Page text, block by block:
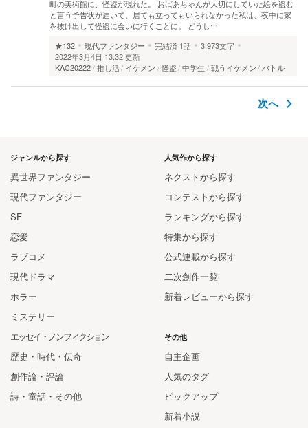
町の美術館に、怪盗が現れた。 おばあちゃんが大切にしていた絵を盗む
と言う予告状が届いて、居ても立ってもいられなかった私は、夜中に家
を抜け出して怪盗に会いに行くことに。 どうし…
★132
現代ファンタジー 完結済 1話
3,973文字
2022年3月4日 13:32 更新
KAC20222 推し活 イケメン 怪盗 中学生 戦うイケメン バトル
次へ
人気作から探す
ネクストから探す
コンテストから探す
ランキングから探す
特集から探す
公式連載から探す
二次創作一覧
新着レビューから探す
ジャンルから探す
異世界ファンタジー
現代ファンタジー
SF
恋愛
ラブコメ
現代ドラマ
ホラー
ミステリー
エッセイ・ノンフィクション
歴史・時代・伝奇
創作論・評論
詩・童話・その他
その他
自主企画
人気のタグ
ピックアップ
新着小説